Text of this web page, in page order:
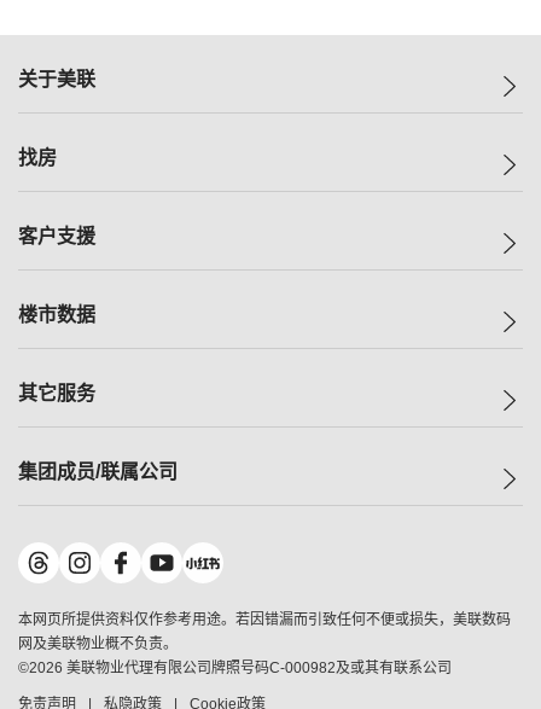
关于美联
美联集团
人才招募
找房
一手新房
减价
美联豪宅
独家楼盘
租房
客户支援
自助放盘
查询热线
按揭计算机
负担能力计算机
转按计算机
缴款方式
楼市数据
指数
历史成交
小区成交排行榜
地区百科
其它服务
小区专页
美联精英会
美善会
地产经纪人管理协会
申报已递交的购楼开盘
集团成员/联属公司
美联物业
鋑联控股*
美联工商铺*
美联中国
美联澳门
本网页所提供资料仅作参考用途。若因错漏而引致任何不便或损失，美联数码
网及美联物业概不负责。
©2026 美联物业代理有限公司牌照号码C-000982及或其有联系公司
免责声明 私隐政策 Cookie政策